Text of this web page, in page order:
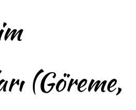
(Göreme,